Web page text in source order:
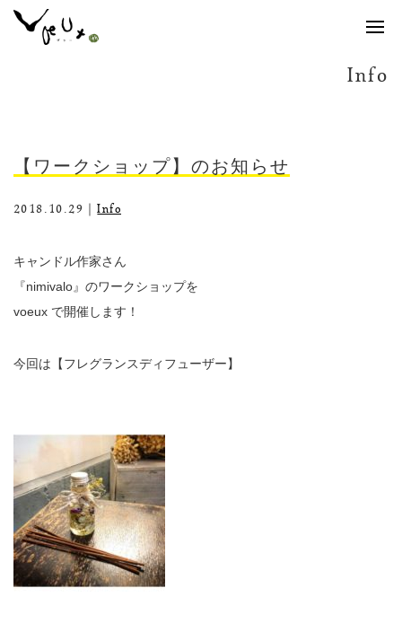
Info
【ワークショップ】のお知らせ
2018.10.29｜Info
キャンドル作家さん
『nimivalo』のワークショップを
voeux で開催します！
今回は【フレグランスディフューザー】